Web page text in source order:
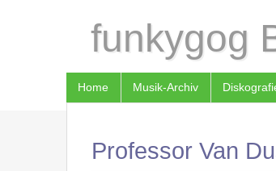
funkygog
Home Musik-Archiv
Professor Van